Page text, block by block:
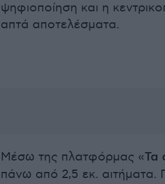
ψηφιοποίηση και η
απτά αποτελέσματα.
Μέσω της πλατφόρμας «Τα
πάνω από 2,5 εκ.